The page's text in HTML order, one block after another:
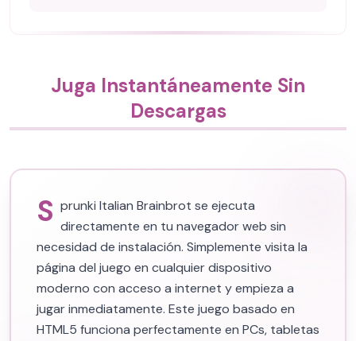
Juga Instantáneamente Sin
Descargas
S prunki Italian Brainbrot se ejecuta
directamente en tu navegador web sin
necesidad de instalación. Simplemente visita la
página del juego en cualquier dispositivo
moderno con acceso a internet y empieza a
jugar inmediatamente. Este juego basado en
HTML5 funciona perfectamente en PCs, tabletas